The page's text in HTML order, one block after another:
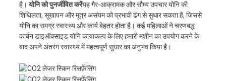
है।योनि को पुनर्जीवित करेंयह गैर-आक्रामक और सौम्य उपचार योनि की
शिथिलता, सूखापन और मूत्र असंयम को प्रभावी ढंग से सुधार सकता है, जिससे
योनि का समग्र स्वास्थ्य और कार्य बेहतर होता है। कई महिलाओं ने चरणबद्ध
कार्बन डाइऑक्साइड योनि कायाकल्प के लिए हमारी मशीन का उपयोग करने के
बाद अपने अंतरंग स्वास्थ्य में महत्वपूर्ण सुधार का अनुभव किया है।